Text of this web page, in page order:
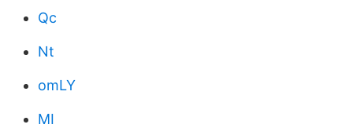
Qc
Nt
omLY
MI